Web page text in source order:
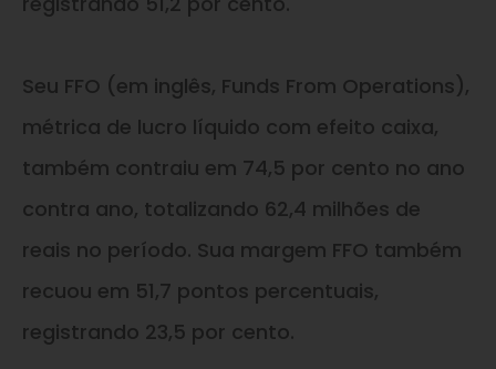
Seu FFO (em inglês, Funds From Operations),
métrica de lucro líquido com efeito caixa,
também contraiu em 74,5 por cento no ano
contra ano, totalizando 62,4 milhões de
reais no período. Sua margem FFO também
recuou em 51,7 pontos percentuais,
registrando 23,5 por cento.